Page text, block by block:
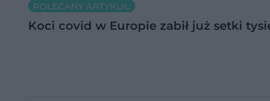
POLECANY ARTYKUŁ:
Koci covid w Europie zabił już setki